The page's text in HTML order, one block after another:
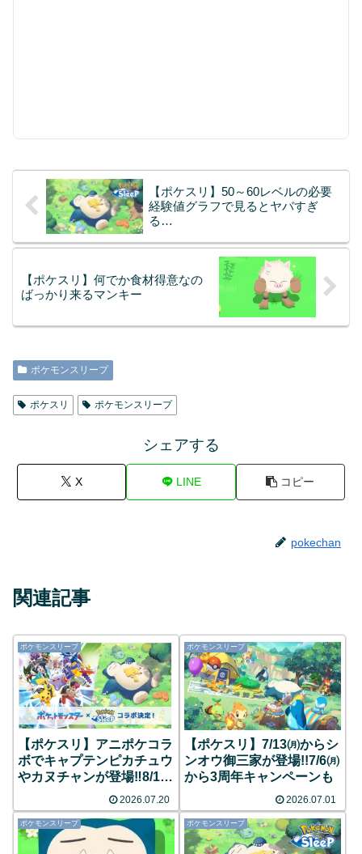
【ポケスリ】50～60レベルの必要
経験値グラフで見るとヤバすぎ
る…
【ポケスリ】何でか食材得意なの
ばっかり来るマンキー
ポケモンスリープ
ポケスリ ポケモンスリープ
シェアする
X LINE コピー
pokechan
関連記事
ポケモンスリープ
【ポケスリ】アニポケコラ
ボでキャプテンピカチュウ
やカヌチャンが登場‼︎8/10
からはシアンEXも解禁！
2026.07.20
ポケモンスリープ
【ポケスリ】7/13㈪からシ
ンオウ御三家が登場!!7/6㈪
から3周年キャンペーンも
2026.07.01
ポケモンスリープ ポケモンスリープ